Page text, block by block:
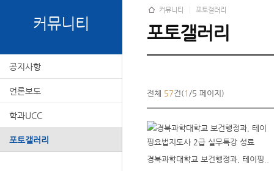
커뮤니티
공지사항
언론보도
학과UCC
포토갤러리
커뮤니티 포토갤러리
포토갤러리
전체 57건(1 /5 페이지)
경북과학대학교 보건행정과, 테이핑..